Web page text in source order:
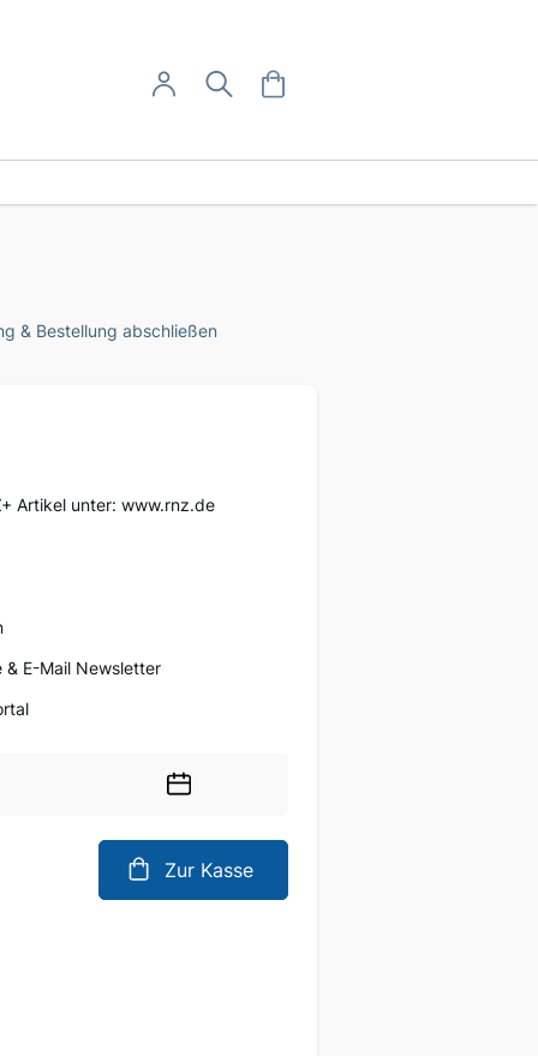
User-Menü
Anmelden
& Bestellung abschließen
Artikel unter: www.rnz.de
& E-Mail Newsletter
Datum
Zur Kasse